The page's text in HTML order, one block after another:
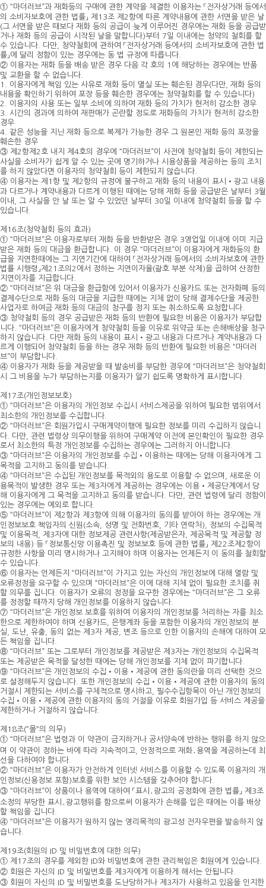
① “마더러브”과 재화등의 구매에 관한 계약을 체결한 이용자는 「전자상거래 등에서
의 소비자보호에 관한 법률」 제13조 제2항에 따른 계약내용에 관한 서면을 받은 날
(그 서면을 받은 때보다 재화 등의 공급이 늦게 이루어진 경우에는 재화 등을 공급받
거나 재화 등의 공급이 시작된 날을 말합니다)부터 7일 이내에는 청약의 철회를 할
수 있습니다. 다만, 청약철회에 관하여 「전자상거래 등에서의 소비자보호에 관한 법
률」에 달리 정함이 있는 경우에는 동 법 규정에 따릅니다.
② 이용자는 재화 등을 배송 받은 경우 다음 각 호의 1에 해당하는 경우에는 반품
및 교환을 할 수 없습니다.
1. 이용자에게 책임 있는 사유로 재화 등이 멸실 또는 훼손된 경우(다만, 재화 등의
내용을 확인하기 위하여 포장 등을 훼손한 경우에는 청약철회를 할 수 있습니다)
2. 이용자의 사용 또는 일부 소비에 의하여 재화 등의 가치가 현저히 감소한 경우
3. 시간의 경과에 의하여 재판매가 곤란할 정도로 재화등의 가치가 현저히 감소한
경우
4. 같은 성능을 지닌 재화 등으로 복제가 가능한 경우 그 원본인 재화 등의 포장을
훼손한 경우
③ 제2항제2호 내지 제4호의 경우에 “마더러브”이 사전에 청약철회 등이 제한되는
사실을 소비자가 쉽게 알 수 있는 곳에 명기하거나 시용상품을 제공하는 등의 조치
를 하지 않았다면 이용자의 청약철회 등이 제한되지 않습니다.
④ 이용자는 제1항 및 제2항의 규정에 불구하고 재화 등의 내용이 표시•광고 내용
과 다르거나 계약내용과 다르게 이행된 때에는 당해 재화 등을 공급받은 날부터 3월
이내, 그 사실을 안 날 또는 알 수 있었던 날부터 30일 이내에 청약철회 등을 할 수
있습니다.
제16조(청약철회 등의 효과)
① “마더러브”은 이용자로부터 재화 등을 반환받은 경우 3영업일 이내에 이미 지급
받은 재화 등의 대금을 환급합니다. 이 경우 “마더러브”이 이용자에게 재화등의 환
급을 지연한때에는 그 지연기간에 대하여 「전자상거래 등에서의 소비자보호에 관한
법률 시행령」제21조의2에서 정하는 지연이자율(괄호 부분 삭제)을 곱하여 산정한
지연이자를 지급합니다.
② “마더러브”은 위 대금을 환급함에 있어서 이용자가 신용카드 또는 전자화폐 등의
결제수단으로 재화 등의 대금을 지급한 때에는 지체 없이 당해 결제수단을 제공한
사업자로 하여금 재화 등의 대금의 청구를 정지 또는 취소하도록 요청합니다.
③ 청약철회 등의 경우 공급받은 재화 등의 반환에 필요한 비용은 이용자가 부담합
니다. “마더러브”은 이용자에게 청약철회 등을 이유로 위약금 또는 손해배상을 청구
하지 않습니다. 다만 재화 등의 내용이 표시•광고 내용과 다르거나 계약내용과 다
르게 이행되어 청약철회 등을 하는 경우 재화 등의 반환에 필요한 비용은 “마더러
브”이 부담합니다.
④ 이용자가 재화 등을 제공받을 때 발송비를 부담한 경우에 “마더러브”은 청약철회
시 그 비용을 누가 부담하는지를 이용자가 알기 쉽도록 명확하게 표시합니다.
제17조(개인정보보호)
① “마더러브”은 이용자의 개인정보 수집시 서비스제공을 위하여 필요한 범위에서
최소한의 개인정보를 수집합니다.
② “마더러브”은 회원가입시 구매계약이행에 필요한 정보를 미리 수집하지 않습니
다. 다만, 관련 법령상 의무이행을 위하여 구매계약 이전에 본인확인이 필요한 경우
로서 최소한의 특정 개인정보를 수집하는 경우에는 그러하지 아니합니다.
③ “마더러브”은 이용자의 개인정보를 수집•이용하는 때에는 당해 이용자에게 그
목적을 고지하고 동의를 받습니다.
④ “마더러브”은 수집된 개인정보를 목적외의 용도로 이용할 수 없으며, 새로운 이
용목적이 발생한 경우 또는 제3자에게 제공하는 경우에는 이용•제공단계에서 당
해 이용자에게 그 목적을 고지하고 동의를 받습니다. 다만, 관련 법령에 달리 정함이
있는 경우에는 예외로 합니다.
⑤ “마더러브”이 제2항과 제3항에 의해 이용자의 동의를 받아야 하는 경우에는 개
인정보보호 책임자의 신원(소속, 성명 및 전화번호, 기타 연락처), 정보의 수집목적
및 이용목적, 제3자에 대한 정보제공 관련사항(제공받은자, 제공목적 및 제공할 정
보의 내용) 등 「정보통신망 이용촉진 및 정보보호 등에 관한 법률」 제22조제2항이
규정한 사항을 미리 명시하거나 고지해야 하며 이용자는 언제든지 이 동의를 철회할
수 있습니다.
⑥ 이용자는 언제든지 “마더러브”이 가지고 있는 자신의 개인정보에 대해 열람 및
오류정정을 요구할 수 있으며 “마더러브”은 이에 대해 지체 없이 필요한 조치를 취
할 의무를 집니다. 이용자가 오류의 정정을 요구한 경우에는 “마더러브”은 그 오류
를 정정할 때까지 당해 개인정보를 이용하지 않습니다.
⑦ “마더러브”은 개인정보 보호를 위하여 이용자의 개인정보를 처리하는 자를 최소
한으로 제한하여야 하며 신용카드, 은행계좌 등을 포함한 이용자의 개인정보의 분
실, 도난, 유출, 동의 없는 제3자 제공, 변조 등으로 인한 이용자의 손해에 대하여 모
든 책임을 집니다.
⑧ “마더러브” 또는 그로부터 개인정보를 제공받은 제3자는 개인정보의 수집목적
또는 제공받은 목적을 달성한 때에는 당해 개인정보를 지체 없이 파기합니다.
⑨ “마더러브”은 개인정보의 수집•이용•제공에 관한 동의란을 미리 선택한 것으
로 설정해두지 않습니다. 또한 개인정보의 수집•이용•제공에 관한 이용자의 동의
거절시 제한되는 서비스를 구체적으로 명시하고, 필수수집항목이 아닌 개인정보의
수집•이용•제공에 관한 이용자의 동의 거절을 이유로 회원가입 등 서비스 제공을
제한하거나 거절하지 않습니다.
제18조(“몰“의 의무)
① “마더러브”은 법령과 이 약관이 금지하거나 공서양속에 반하는 행위를 하지 않으
며 이 약관이 정하는 바에 따라 지속적이고, 안정적으로 재화․용역을 제공하는데 최
선을 다하여야 합니다.
② “마더러브”은 이용자가 안전하게 인터넷 서비스를 이용할 수 있도록 이용자의 개
인정보(신용정보 포함)보호를 위한 보안 시스템을 갖추어야 합니다.
③ “마더러브”이 상품이나 용역에 대하여 「표시․광고의 공정화에 관한 법률」 제3조
소정의 부당한 표시․광고행위를 함으로써 이용자가 손해를 입은 때에는 이를 배상
할 책임을 집니다.
④ “마더러브”은 이용자가 원하지 않는 영리목적의 광고성 전자우편을 발송하지 않
습니다.
제19조(회원의 ID 및 비밀번호에 대한 의무)
① 제17조의 경우를 제외한 ID와 비밀번호에 관한 관리책임은 회원에게 있습니다.
② 회원은 자신의 ID 및 비밀번호를 제3자에게 이용하게 해서는 안됩니다.
③ 회원이 자신의 ID 및 비밀번호를 도난당하거나 제3자가 사용하고 있음을 인지한